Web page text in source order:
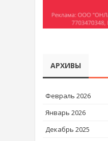
АРХИВЫ
Февраль 2026
Январь 2026
Декабрь 2025